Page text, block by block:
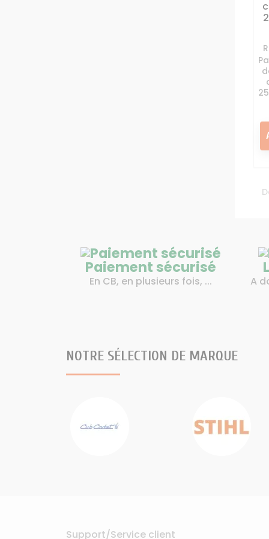
Paiement sécurisé
En CB, en plusieurs fois, ... A
NOTRE SÉLECTION DE MARQUE
Support/Service client